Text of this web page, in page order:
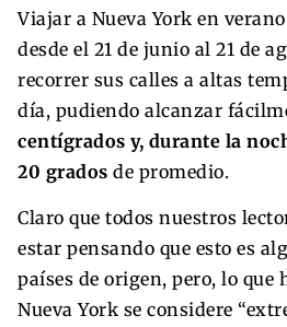
Viajar a Nueva York en
desde el 21 de junio al 21 de
recorrer sus calles a altas
día, pudiendo alcanzar
centígrados y, durante la
20 grados de promedio.
Claro que todos nuestros
estar pensando que esto es
países de origen, pero, lo que
Nueva York se considere